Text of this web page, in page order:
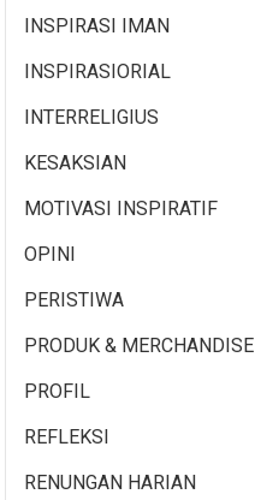
INSPIRASI IMAN
INSPIRASIORIAL
INTERRELIGIUS
KESAKSIAN
MOTIVASI INSPIRATIF
OPINI
PERISTIWA
PRODUK & MERCHANDISE
PROFIL
REFLEKSI
RENUNGAN HARIAN